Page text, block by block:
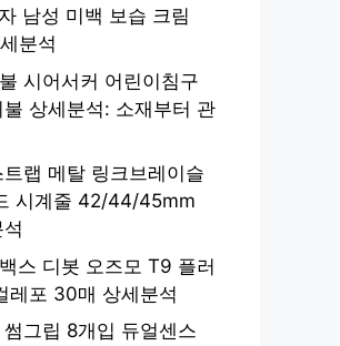
남성 미백 보습 크림
분석
시어서커 어린이침구
상세분석: 소재부터 관
랩 메탈 링크브레이슬
시계줄 42/44/45mm
스 디봇 오즈모 T9 플러
레포 30매 상세분석
그립 8개입 듀얼센스